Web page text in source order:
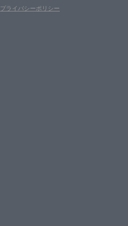
プライバシーポリシー